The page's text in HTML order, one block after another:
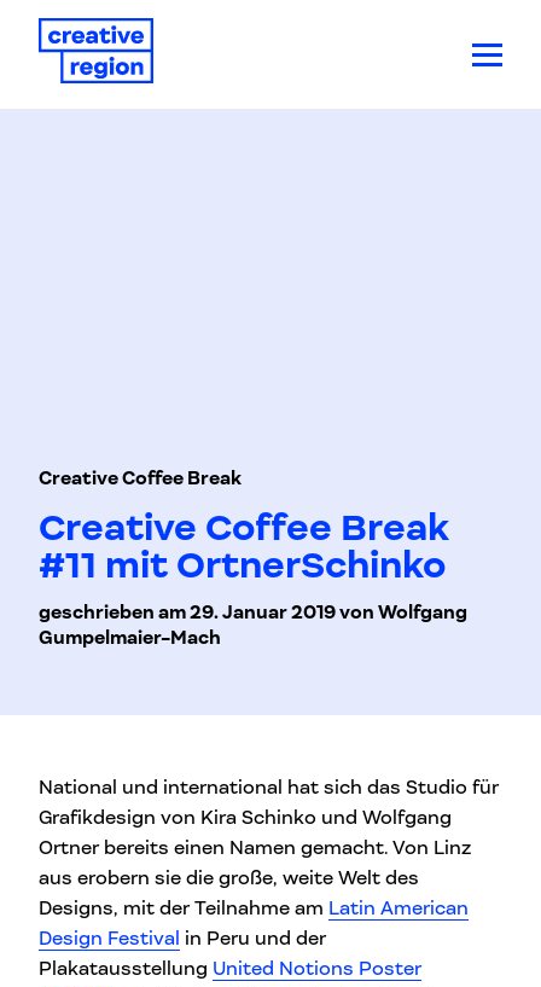
Creative Coffee Break
Creative Coffee Break
#11 mit OrtnerSchinko
geschrieben am 29. Januar 2019 von Wolfgang
Gumpelmaier-Mach
National und international hat sich das Studio für
Grafikdesign von Kira Schinko und Wolfgang
Ortner bereits einen Namen gemacht. Von Linz
aus erobern sie die große, weite Welt des
Designs, mit der Teilnahme am Latin American
Design Festival in Peru und der
Plakatausstellung United Notions Poster